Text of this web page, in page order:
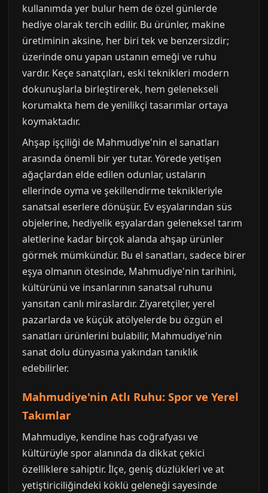
kullanımda yer bulur hem de özel günlerde
hediye olarak tercih edilir. Bu ürünler, makine
üretiminin aksine, her biri tek ve benzersizdir;
üzerinde onu yapan ustanın emeği ve ruhu
vardır. Keçe sanatçıları, eski teknikleri modern
dokunuşlarla birleştirerek, hem gelenekseli
korumakta hem de yenilikçi tasarımlar ortaya
koymaktadır.
Ahşap işçiliği de Mahmudiye'nin el sanatları
arasında önemli bir yer tutar. Yörede yetişen
ağaçlardan elde edilen odunlar, ustaların
ellerinde oyma ve şekillendirme teknikleriyle
sanatsal eserlere dönüşür. Ev eşyalarından süs
objelerine, hediyelik eşyalardan geleneksel tarım
aletlerine kadar birçok alanda ahşap ürünler
görmek mümkündür. Bu el sanatları, sadece birer
eşya olmanın ötesinde, Mahmudiye'nin tarihini,
kültürünü ve insanlarının sanatsal ruhunu
yansıtan canlı miraslardır. Ziyaretçiler, yerel
pazarlarda ve küçük atölyelerde bu özgün el
sanatları ürünlerini bulabilir, Mahmudiye'nin
sanat dolu dünyasına yakından tanıklık
edebilirler.
Mahmudiye'nin Atlı Ruhu: Spor ve Yerel
Takımlar
Mahmudiye, kendine has coğrafyası ve
kültürüyle spor alanında da dikkat çekici
özelliklere sahiptir. İlçe, geniş düzlükleri ve at
yetiştiriciliğindeki köklü geleneği sayesinde